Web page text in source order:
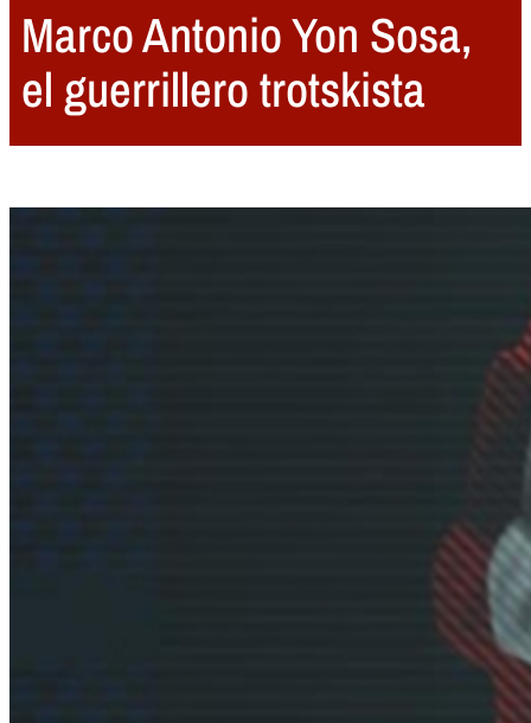
Marco Antonio Yon Sosa,
el guerrillero trotskista